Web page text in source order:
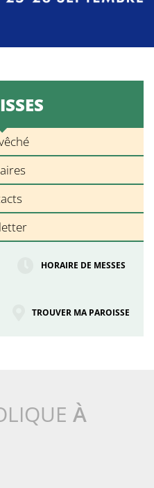
HORAIRE DE MESSES
TROUVER MA PAROISSE
À